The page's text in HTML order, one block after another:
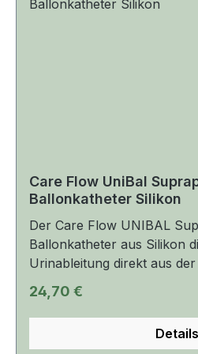
bis 10 ist der Ballonkatheter
Care Flow UniBal
Ballonkatheter Silikon
Der Care Flow UNIBAL
Ballonkatheter aus Silikon dient der
Urinableitung direkt aus
künstliche Körperöffnung, die durch die
Bauchdecke oberhalb des
(suprapubisch) führt. Produktvorteile Das
Produkt besteht aus
Regulärer Preis:
24,70 €
Details